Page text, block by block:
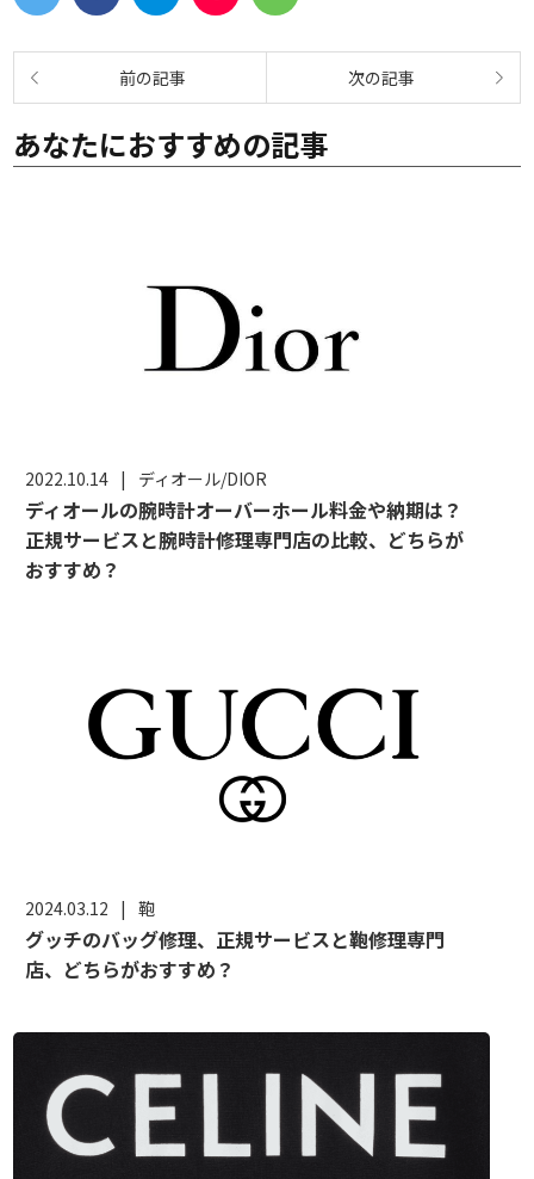
あなたにおすすめの記事
2022.10.14 | ディオール/DIOR
ディオールの腕時計オーバーホール料金や納期は？
正規サービスと腕時計修理専門店の比較、どちらが
おすすめ？
2024.03.12 | 鞄
グッチのバッグ修理、正規サービスと鞄修理専門
店、どちらがおすすめ？